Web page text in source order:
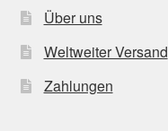
Über uns
Weltweiter Versand
Zahlungen